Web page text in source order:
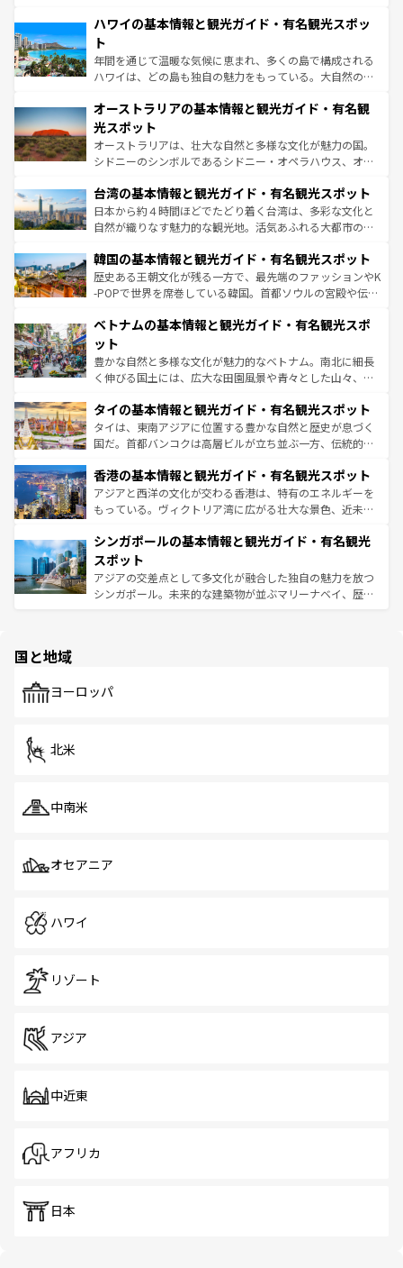
着のスイス情報はコンテンツ一覧を参照してほしい。
のような巨大都市は、観光、ショッピング、エンターテイ
ンメントが詰まった刺激的なスポットだ。一方、アメリカ
西部には大自然が広がり、グランドキャニオンやイエロー
ストーン国立公園といった絶景が堪能できる。さらに、南
文化が魅力。旅行者はアメリカの各地域で異なる魅力を楽
しみながら、その多様性と豊かな歴史を感じることができ
るだろう。車でのロードトリップや列車の旅も、アメリカ
ならではの贅沢な旅のスタイルだ。 なお、新着のアメリカ
情報は コンテンツ一覧 を参照してほしい。
ハワイの基本情報と観光ガイド・有名観光スポッ
ト
年間を通じて温暖な気候に恵まれ、多くの島で構成される
ハワイは、どの島も独自の魅力をもっている。大自然の神
ワイ島は見逃せない。また、定番の観光地といえばオアフ
島だが、静かな自然を求めるならマウイ島やカウアイ島が
おすすめ。エメラルドグリーンに輝く海をはじめ、豊かな
文化や歴史が息づいている。「アロハスピリット」と呼ば
人々、おいしいローカルフードやハワイアンミュージッ
ク、伝統的なフラダンスなど、すべてがハワイの魅力を彩
っている。訪れるたびに新しい発見と感動が待っているハ
はコンテンツ一覧を参照してほしい。
オーストラリアの基本情報と観光ガイド・有名観
光スポット
オーストラリアは、壮大な自然と多様な文化が魅力の国。
シドニーのシンボルであるシドニー・オペラハウス、オー
リアリーフや大陸中央部にそびえるウルル（エアーズロッ
ク）、タスマニアの美しい原生林やケアンズの熱帯雨林な
ど、見どころがたくさん。また、カフェやワイン、オージ
いる。アクティビティも充実しており、サーフィンやダイ
ビング、ハイキングなど、アウトドア好きにはたまらな
い。オーストラリアの多彩な魅力を存分に味わいつくそ
参照してほしい。
台湾の基本情報と観光ガイド・有名観光スポット
日本から約４時間ほどでたどり着く台湾は、多彩な文化と
自然が織りなす魅力的な観光地。活気あふれる大都市の台
ン）、静ひつな山岳地帯である台湾東部など、都市の喧騒
と山間の静けさが共存しており、訪れる人に新しい発見と
驚きをもたらしてくれる。また、奥深い台湾の食文化も魅
容にもいいと評判のスイーツなど、バラエティ豊かな料理
照してほしい。
韓国の基本情報と観光ガイド・有名観光スポット
歴史ある王朝文化が残る一方で、最先端のファッションやK
-POPで世界を席巻している韓国。首都ソウルの宮殿や伝統
き、地方に足を延ばせば四季折々の自然美を楽しむことが
できる。そして、キムチや焼肉、絶品のストリートフード
まで、さまざまな韓国料理が待っている。夜には、韓国な
らではのナイトライフも堪能できる。あたたかいホスピタ
わってみてほしい。 なお、新着の韓国情報はコンテンツ一
覧 を参照してほしい。
ベトナムの基本情報と観光ガイド・有名観光スポ
ット
豊かな自然と多様な文化が魅力的なベトナム。南北に細長
く伸びる国土には、広大な田園風景や青々とした山々、世
急速な発展と共に伝統が息づく。ハノイの古い町並みやホ
ーチミン市のフランス統治時代の建物も、独特の雰囲気を
醸し出している。また、バラエティの豊かさとおいしさで
とつ。フォーやバインミー、ベトナムコーヒーなどは、ぜ
ひ現地で味わいたい。どの地域を訪れてもあたたかい人々
が旅行者を迎えてくれるので、きっと忘れられない旅にな
参照してほしい。
タイの基本情報と観光ガイド・有名観光スポット
タイは、東南アジアに位置する豊かな自然と歴史が息づく
国だ。首都バンコクは高層ビルが立ち並ぶ一方、伝統的な
の活気が交差している。北部ではチェンマイなどの山岳地
帯で自然と触れ合い、南部ではプーケットやクラビの美し
いビーチでリゾート気分を楽しむことができる。タイ料理
激する。気候は一年中温暖で、どの季節にも異なる楽しみ
が待っている。親しみやすいタイの人々、仏教を中心とし
た文化、そして多様な観光資源が、訪れる旅人を魅了し続
ける。 なお、新着のタイ情報はコンテンツ一覧を参照して
香港の基本情報と観光ガイド・有名観光スポット
アジアと西洋の文化が交わる香港は、特有のエネルギーを
もっている。ヴィクトリア湾に広がる壮大な景色、近未来
み、どこを訪れても感動するはず。観光スポットが密集し
ており、効率よく見どころを回れるのも魅力。息をのむよ
うな絶景から文化的な体験まで、香港を存分に楽しみ尽く
そう。 なお、新着の香港情報はコンテンツ一覧を参照して
シンガポールの基本情報と観光ガイド・有名観光
スポット
アジアの交差点として多文化が融合した独自の魅力を放つ
シンガポール。未来的な建築物が並ぶマリーナベイ、歴史
で、ホーカーズは地元の風情を楽しめる外せないスポット
国と地域
ヨーロッパ
北米
中南米
オセアニア
ハワイ
リゾート
アジア
中近東
アフリカ
日本